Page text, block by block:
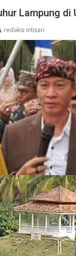
Lampung di
redaksi intisari